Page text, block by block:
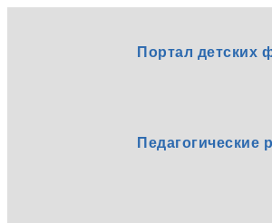
Портал детских
Педагогические